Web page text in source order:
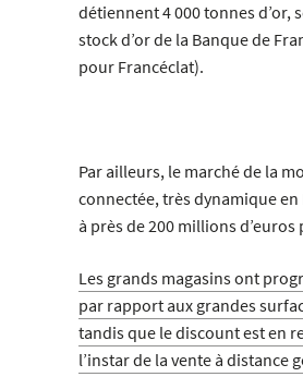
détiennent 4 000 tonnes d’or,
stock d’or de la Banque de
pour Francéclat).
Par ailleurs, le marché de la
connectée, très dynamique en
à près de 200 millions d’euros
Les grands magasins ont
par rapport aux grandes
tandis que le discount est en
l’instar de la vente à distance